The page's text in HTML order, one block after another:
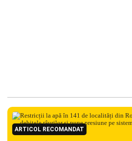
ARTICOL RECOMANDAT